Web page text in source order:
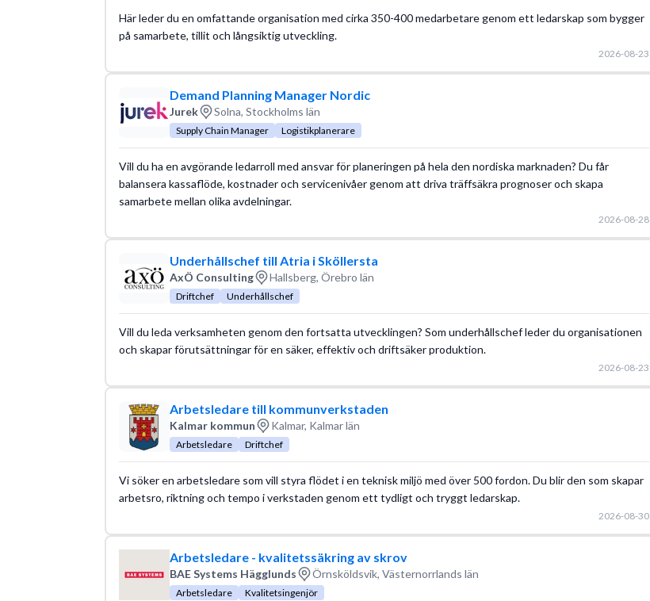
Här leder du en omfattande organisation med cirka 350-400 medarbetare genom ett ledarskap som bygger
på samarbete, tillit och långsiktig utveckling.
2026-08-23
Demand Planning Manager Nordic
Jurek Solna, Stockholms län
Supply Chain Manager Logistikplanerare
Vill du ha en avgörande ledarroll med ansvar för planeringen på hela den nordiska marknaden? Du får
balansera kassaflöde, kostnader och servicenivåer genom att driva träffsäkra prognoser och skapa
samarbete mellan olika avdelningar.
2026-08-28
Underhållschef till Atria i Sköllersta
AxÖ Consulting Hallsberg, Örebro län
Driftchef Underhållschef
Vill du leda verksamheten genom den fortsatta utvecklingen? Som underhållschef leder du organisationen
och skapar förutsättningar för en säker, effektiv och driftsäker produktion.
2026-08-23
Arbetsledare till kommunverkstaden
Kalmar kommun Kalmar, Kalmar län
Arbetsledare Driftchef
Vi söker en arbetsledare som vill styra flödet i en teknisk miljö med över 500 fordon. Du blir den som skapar
arbetsro, riktning och tempo i verkstaden genom ett tydligt och tryggt ledarskap.
2026-08-30
Arbetsledare - kvalitetssäkring av skrov
BAE Systems Hägglunds Örnsköldsvik, Västernorrlands län
Arbetsledare Kvalitetsingenjör